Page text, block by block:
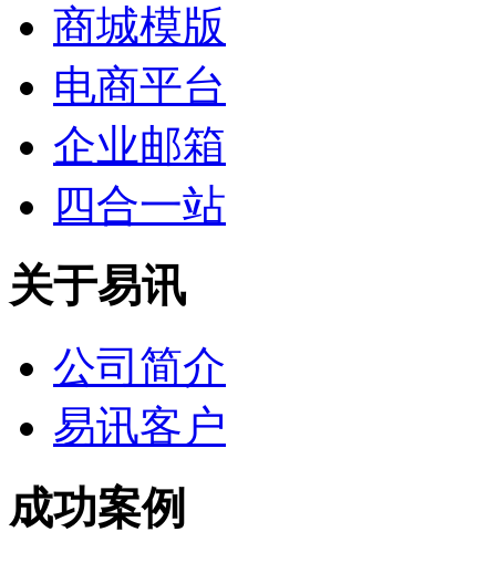
商城模版
电商平台
企业邮箱
四合一站
关于易讯
公司简介
易讯客户
成功案例